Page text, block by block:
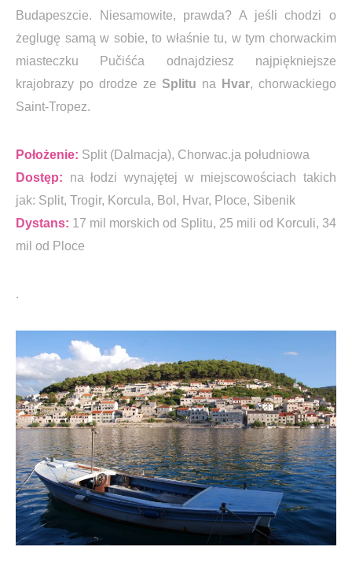
Budapeszcie. Niesamowite, prawda? A jeśli chodzi o
żeglugę samą w sobie, to właśnie tu, w tym chorwackim
miasteczku Pučiśća odnajdziesz najpiękniejsze
krajobrazy po drodze ze Splitu na Hvar, chorwackiego
Saint-Tropez.
Położenie: Split (Dalmacja), Chorwac.ja południowa
Dostęp: na łodzi wynajętej w miejscowościach takich
jak: Split, Trogir, Korcula, Bol, Hvar, Ploce, Sibenik
Dystans: 17 mil morskich od Splitu, 25 mili od Korculi, 34
mil od Ploce
.